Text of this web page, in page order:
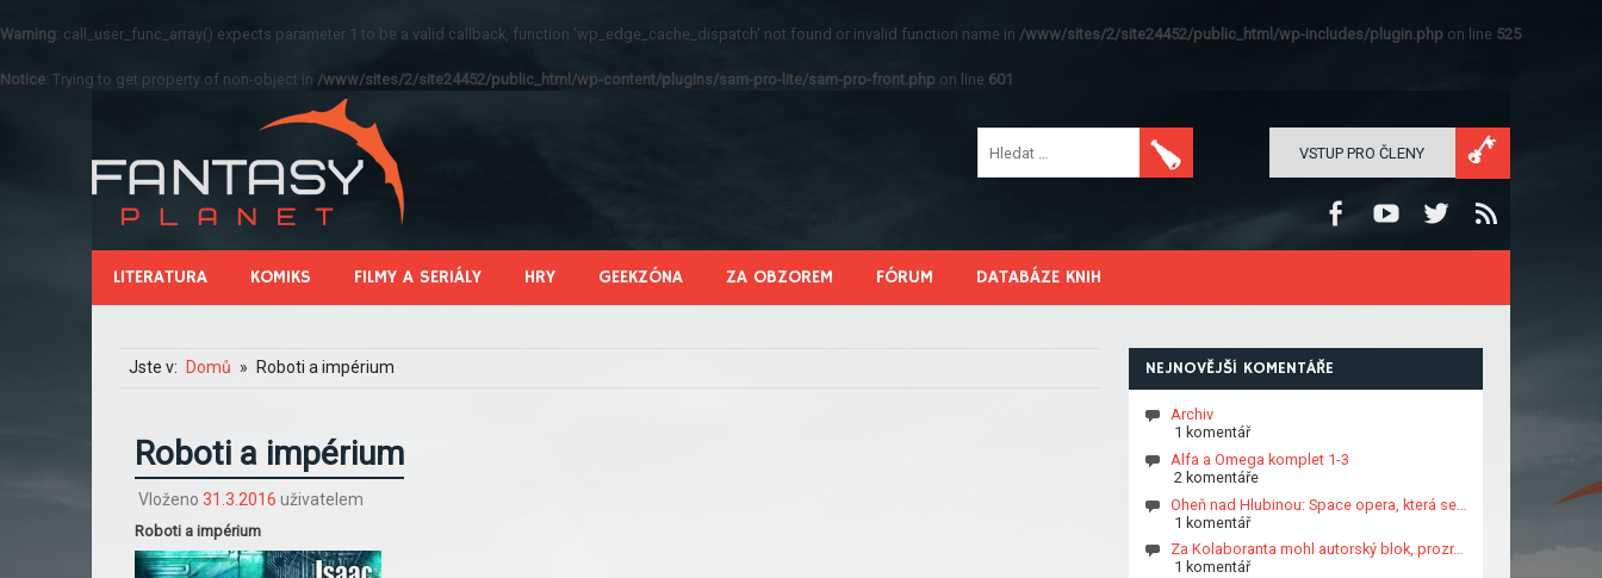
Warning: call_user_func_array() expects parameter 1 to be a valid callback, function 'wp_edge_cache_dispatch' not found or invalid function name in /www/sites/2/site24452/public_html/wp-includes/plugin.php on line 525
Notice: Trying to get property of non-object in /www/sites/2/site24452/public_html/wp-content/plugins/sam-pro-lite/sam-pro-front.php on line 601
VSTUP PRO ČLENY
LITERATURA KOMIKS FILMY A SERIÁLY HRY GEEKZÓNA ZA OBZOREM FÓRUM DATABÁZE KNIH
Jste v: Domů Roboti a impérium
Roboti a impérium
Vloženo 31.3.2016 uživatelem
Roboti a impérium
NEJNOVĚJŠÍ KOMENTÁŘE
Archiv
1 komentář
Alfa a Omega komplet 1-3
2 komentáře
Oheň nad Hlubinou: Space opera, která se…
1 komentář
Za Kolaboranta mohl autorský blok, prozr…
1 komentář